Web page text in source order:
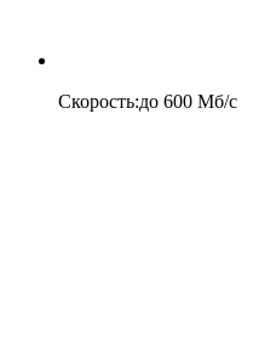
Скорость:до 600 Мб/c